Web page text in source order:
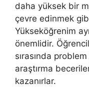
daha yüksek bir
çevre edinmek
Yükseköğrenim
önemlidir.
sırasında
araştırma
kazanırlar.